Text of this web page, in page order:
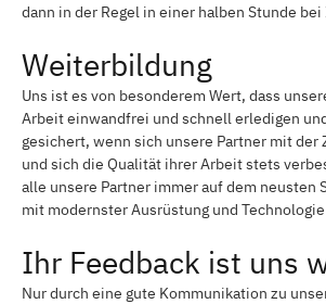
dann in der Regel in einer halben Stunde
Weiterbildung
Uns ist es von besonderem Wert, dass
Arbeit einwandfrei und schnell erledigen
gesichert, wenn sich unsere Partner mit
und sich die Qualität ihrer Arbeit stets
alle unsere Partner immer auf dem neusten
mit modernster Ausrüstung und
Ihr Feedback ist uns
Nur durch eine gute Kommunikation zu